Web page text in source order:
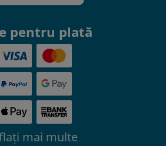
pentru plată
mai multe